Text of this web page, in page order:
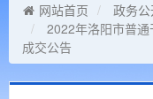
网站首页
政务
2022年洛阳市普
成交公告